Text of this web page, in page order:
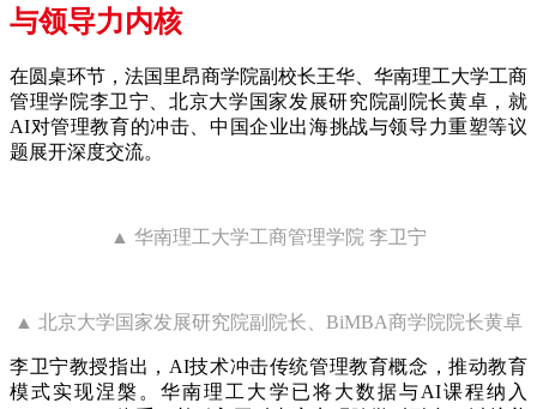
与领导力内核
在圆桌环节，法国里昂商学院副校长王华、华南理工大学工商
管理学院李卫宁、北京大学国家发展研究院副院长黄卓，就
AI对管理教育的冲击、中国企业出海挑战与领导力重塑等议
题展开深度交流。
▲ 华南理工大学工商管理学院 李卫宁
▲ 北京大学国家发展研究院副院长、BiMBA商学院院长黄卓
李卫宁教授指出，AI技术冲击传统管理教育概念，推动教育
模式实现涅槃。华南理工大学已将大数据与AI课程纳入